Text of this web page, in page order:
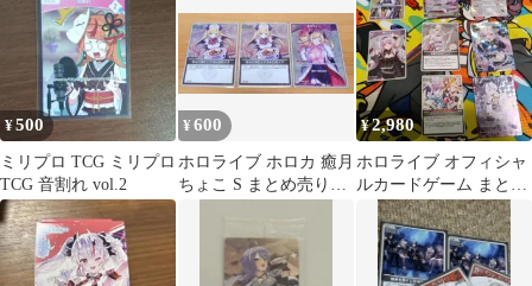
¥500
ミリプロ TCG ミリプロ
TCG 音割れ vol.2
¥600
ホロライブ ホロカ 癒月
ちょこ S まとめ売り
¥2,980
ホロライブ オフィシャ
ルカードゲーム まとめ
売り